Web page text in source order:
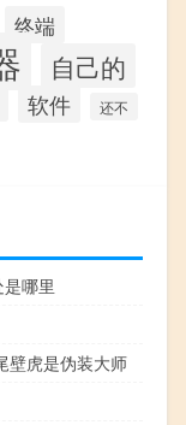
终端
自己的
软件
还不
哪里
壁虎是伪装大师